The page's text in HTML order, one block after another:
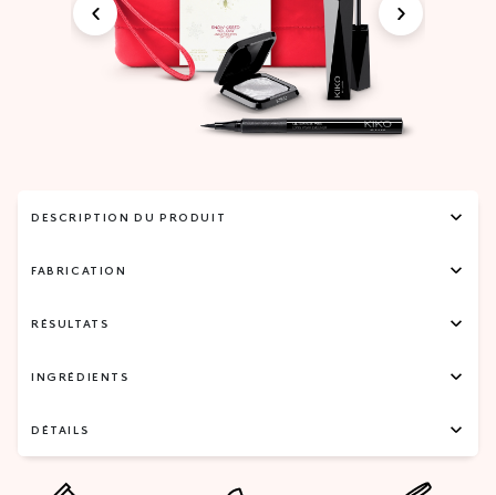
DESCRIPTION DU PRODUIT
FABRICATION
RÉSULTATS
INGRÉDIENTS
DÉTAILS